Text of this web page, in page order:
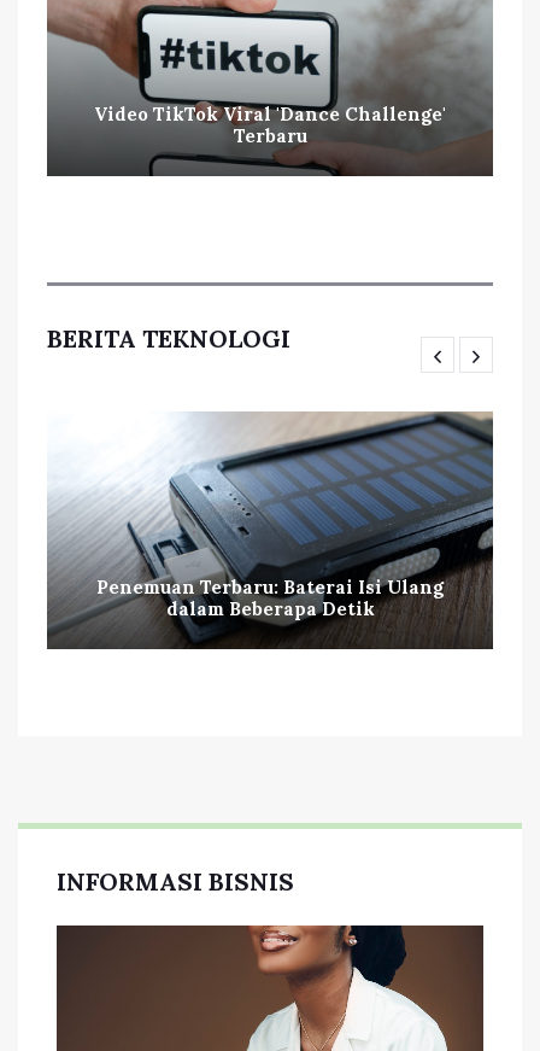
Video TikTok Viral 'Dance Challenge'
Terbaru
BERITA TEKNOLOGI
Penemuan Terbaru: Baterai Isi Ulang
dalam Beberapa Detik
INFORMASI BISNIS